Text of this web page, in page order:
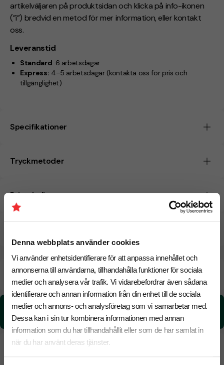
Denna webbplats använder cookies
Vi använder enhetsidentifierare för att anpassa innehållet och
annonserna till användarna, tillhandahålla funktioner för sociala
medier och analysera vår trafik. Vi vidarebefordrar även sådana
identifierare och annan information från din enhet till de sociala
medier och annons- och analysföretag som vi samarbetar med.
Dessa kan i sin tur kombinera informationen med annan
information som du har tillhandahållit eller som de har samlat in
när du har använt deras tjänster.
artikelväljaren på produktsidan och klicka på info-ikonen
(”i”) bredvid en metod för mer information, eller kontakt
oss.
Leveranstid
Standard: 6 arbetsdagar
Express: 4–5 arbetsdagar(kontakta oss för pris och
tillgänglighet)
Specifikationer
Tryckmetoder
Pristabell
17 Augusti Beräknad leveranstid: 6 arbetsdagar
Snabbare leverans? Kontakta oss.
CO₂e -avtryck:
0,213883037229584 kg CO₂e / per styck